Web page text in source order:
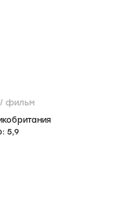
/ фильм
5,9